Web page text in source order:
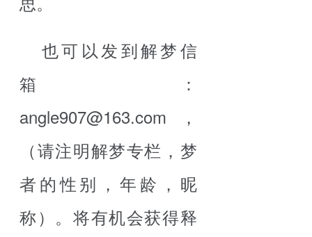
也可以发到解梦信
箱：
angle907@163.com，
（请注明解梦专栏，梦
者的性别，年龄，昵
称）。将有机会获得释